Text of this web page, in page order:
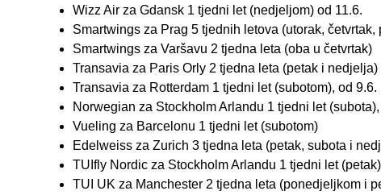
Wizz Air za Gdansk 1 tjedni let (nedjeljom) od 11.6.
Smartwings za Prag 5 tjednih letova (utorak,
Smartwings za Varšavu 2 tjedna leta (oba u četvrtak)
Transavia za Paris Orly 2 tjedna leta (petak i nedjelja)
Transavia za Rotterdam 1 tjedni let (subotom), od
Norwegian za Stockholm Arlandu 1 tjedni let
Vueling za Barcelonu 1 tjedni let (subotom)
Edelweiss za Zurich 3 tjedna leta (petak, subota i
TUIfly Nordic za Stockholm Arlandu 1 tjedni let (petak)
TUI UK za Manchester 2 tjedna leta (ponedjeljkom i